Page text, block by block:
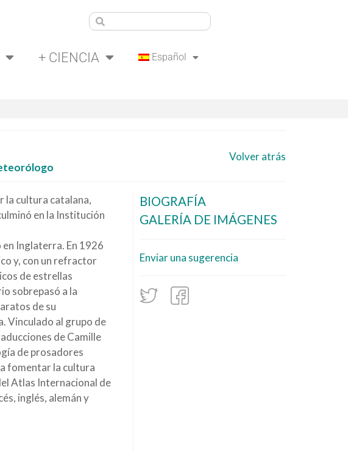
+ CIENCIA Español
Volver atrás
la cultura catalana,
en la Institución
Inglaterra. En 1926
y, con un refractor
de estrellas
sobrepasó a la
de su
Vinculado al grupo de
de Camille
de prosadores
fomentar la cultura
Atlas Internacional de
inglés, alemán y
BIOGRAFÍA
GALERÍA DE IMÁGENES
Enviar una sugerencia